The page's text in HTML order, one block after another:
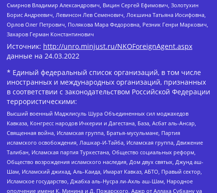
Смирнов Владимир Александрович, Вицин Сергей Ефимович, Золотухин
Борис Андреевич, Левинсон Лев Семенович, Локшина Татьяна Иосифовна,
Орлов Олег Петрович, Полякова Мара Федоровна, Резник Генри Маркович,
Захаров Герман Константинович
Источник: http://unro.minjust.ru/NKOForeignAgent.aspx
данные на 24.03.2022
* Единый федеральный список организаций, в том числе
иностранных и международных организаций, признанных
в соответствии с законодательством Российской Федерации
террористическими:
Высший военный Маджлисуль Шура Объединенных сил моджахедов
Кавказа, Конгресс народов Ичкерии и Дагестана, База, Асбат аль-Ансар,
Священная война, Исламская группа, Братья-мусульмане, Партия
исламского освобождения, Лашкар-И-Тайба, Исламская группа, Движение
Талибан, Исламская партия Туркестана, Общество социальных реформ,
Общество возрождения исламского наследия, Дом двух святых, Джунд аш-
Шам, Исламский джихад, Аль-Каида, Имарат Кавказ, АБТО, Правый сектор,
Исламское государство, Джабха аль-Нусра ли-Ахль аш-Шам, Народное
ополчение имени К. Минина и Д. Пожарского, Аджр от Аллаха Субхану уа